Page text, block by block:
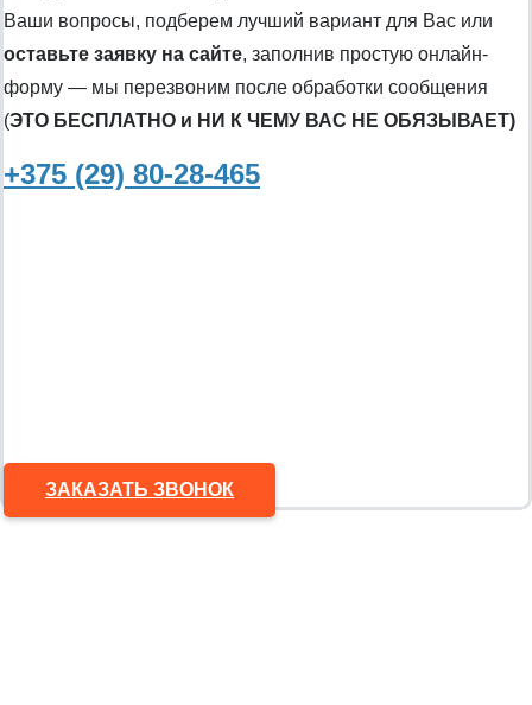
Ваши вопросы, подберем лучший вариант для Вас или
оставьте заявку на сайте, заполнив простую онлайн-
форму — мы перезвоним после обработки сообщения
(ЭТО БЕСПЛАТНО и НИ К ЧЕМУ ВАС НЕ ОБЯЗЫВАЕТ)
+375 (29) 80-28-465
ЗАКАЗАТЬ ЗВОНОК